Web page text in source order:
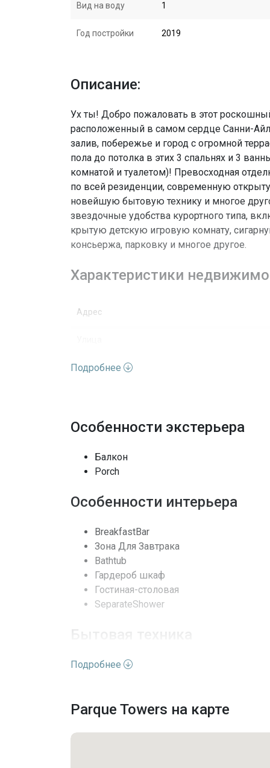
Вид на воду 1
Год постройки 2019
Описание:
Ух ты! Добро пожаловать в этот
расположенный в самом сердце Санни-
залив, побережье и город с огромной
пола до потолка в этих 3 спальнях и 3
комнатой и туалетом)! Превосходная
по всей резиденции, современную
новейшую бытовую технику и многое
звездочные удобства курортного типа,
крытую детскую игровую комнату,
консьержа, парковку и многое другое.
Характеристики
Адрес
Номер дома
Этажей
Архитектурный стиль
Выход к воде
Кондиционеры
Безопасность
Последние изменения
Подробнее
Особенности экстерьера
Балкон
Porch
Особенности интерьера
BreakfastBar
Зона Для Завтрака
Bathtub
Гардероб шкаф
Гостиная-столовая
SeparateShower
Сушилка
Измельчитель мусора
Подробнее
Parque Towers на карте